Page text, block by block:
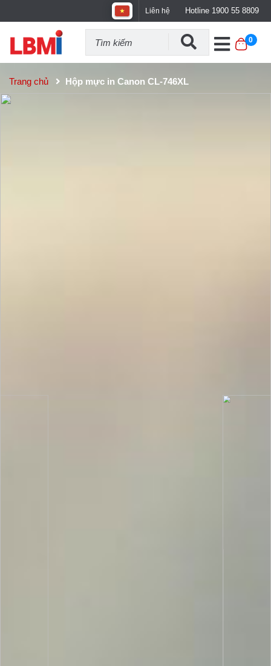
Liên hệ Hotline 1900 55 8809
0
Trang chủ Hộp mực in Canon CL-746XL